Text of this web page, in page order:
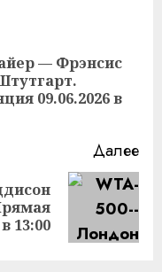
— Фрэнсис
09.06.2026 в
Далее
13:00